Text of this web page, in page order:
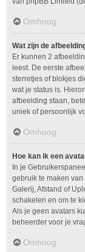
Omhoog
Wat zijn de
Er kunnen 2
leest. De eerste
sterretjes of blokjes
wat je status is.
afbeelding staan,
uniek of persoonlijk
Omhoog
Hoe kan ik een
In je
gebruik te maken
Galerij, Afstand of
schakelen en om te
Als je geen avatars
beheerder voor je
Omhoog